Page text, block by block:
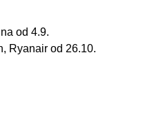
od 4.9.
Ryanair od 26.10.